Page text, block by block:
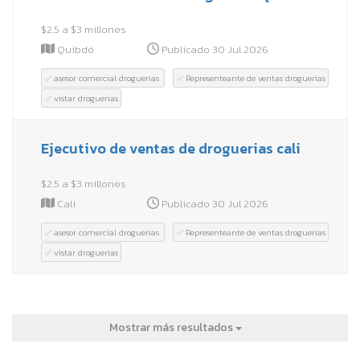
$2,5 a $3 millones
Quibdó
Publicado 30 Jul 2026
asesor comercial droguerias
Representeante de ventas droguerias
vistar droguerias
Ejecutivo de ventas de droguerias cali
$2,5 a $3 millones
Cali
Publicado 30 Jul 2026
asesor comercial droguerias
Representeante de ventas droguerias
vistar droguerias
Mostrar más resultados